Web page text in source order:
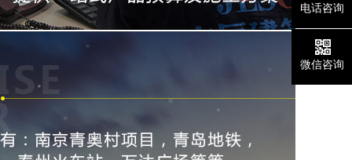
电话咨询
微信咨询